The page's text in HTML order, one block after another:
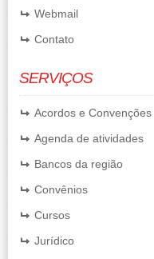
Webmail
Contato
SERVIÇOS
Acordos e Convenções
Agenda de atividades
Bancos da região
Convênios
Cursos
Jurídico